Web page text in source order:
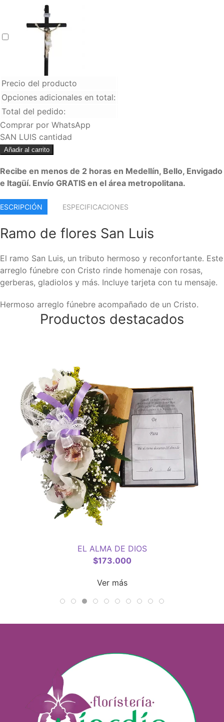
Precio del producto
Opciones adicionales en total:
Total del pedido:
Comprar por WhatsApp
SAN LUIS cantidad
Añadir al carrito
Recibe en menos de 2 horas en Medellín, Bello, Envigado
e Itagüí. Envío GRATIS en el área metropolitana.
ESPECIFICACIONES
Ramo de flores San Luis
El ramo San Luis, un tributo hermoso y reconfortante. Este
arreglo fúnebre con Cristo rinde homenaje con rosas,
gerberas, gladiolos y más. Incluye tarjeta con tu mensaje.
Hermoso arreglo fúnebre acompañado de un Cristo.
Productos destacados
EL ALMA DE DIOS
$173.000
Ver más